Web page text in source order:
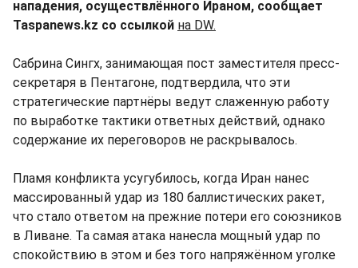
нападения, осуществлённого Ираном, сообщает
Taspanews.kz со ссылкой на DW.
Сабрина Сингх, занимающая пост заместителя пресс-
секретаря в Пентагоне, подтвердила, что эти
стратегические партнёры ведут слаженную работу
по выработке тактики ответных действий, однако
содержание их переговоров не раскрывалось.
Пламя конфликта усугубилось, когда Иран нанес
массированный удар из 180 баллистических ракет,
что стало ответом на прежние потери его союзников
в Ливане. Та самая атака нанесла мощный удар по
спокойствию в этом и без того напряжённом уголке